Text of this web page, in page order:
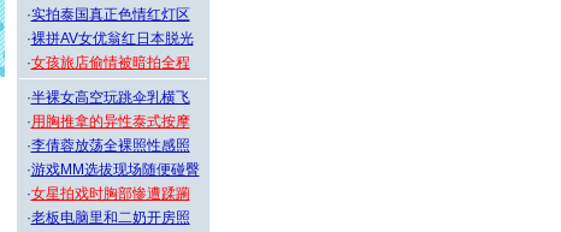
·实拍泰国真正色情红灯区
·裸拼AV女优翁红日本脱光
·女孩旅店偷情被暗拍全程
·半裸女高空玩跳伞乳横飞
·用胸推拿的异性泰式按摩
·李倩蓉放荡全裸照性感照
·游戏MM选拔现场随便碰臀
·女星拍戏时胸部惨遭蹂躏
·老板电脑里和二奶开房照